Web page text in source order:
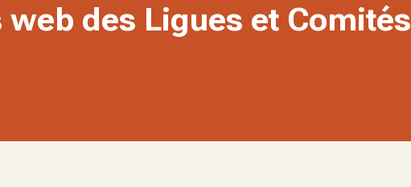
web des Ligues et Comités